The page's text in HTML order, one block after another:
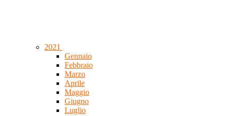
2021
Gennaio
Febbraio
Marzo
Aprile
Maggio
Giugno
Luglio